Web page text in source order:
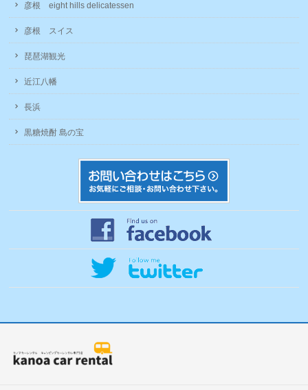
彦根 eight hills delicatessen
彦根 スイス
琵琶湖観光
近江八幡
長浜
黒糖焼酎 島の宝